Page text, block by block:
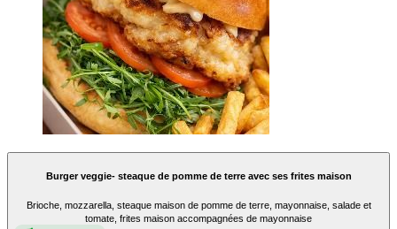
Burger veggie- steaque de pomme de terre avec ses frites maison
Brioche, mozzarella, steaque maison de pomme de terre, mayonnaise, salade et
tomate, frites maison accompagnées de mayonnaise